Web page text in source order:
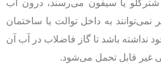
شترگلو یا سیفون می‌رسند، درون آب
به داخل توالت یا ساختمان
نداشته باشد تا گاز فاضلاب در آب آن
قابل تحمل می‌شود.